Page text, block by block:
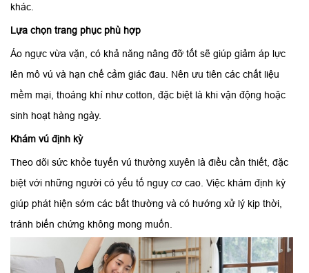
khác.
Lựa chọn trang phục phù hợp
Áo ngực vừa vặn, có khả năng nâng đỡ tốt sẽ giúp giảm áp lực
lên mô vú và hạn chế cảm giác đau. Nên ưu tiên các chất liệu
mềm mại, thoáng khí như cotton, đặc biệt là khi vận động hoặc
sinh hoạt hàng ngày.
Khám vú định kỳ
Theo dõi sức khỏe tuyến vú thường xuyên là điều cần thiết, đặc
biệt với những người có yếu tố nguy cơ cao. Việc khám định kỳ
giúp phát hiện sớm các bất thường và có hướng xử lý kịp thời,
tránh biến chứng không mong muốn.